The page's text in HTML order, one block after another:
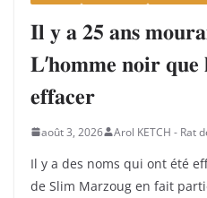
𝐈𝐥 𝐲 𝐚 𝟐𝟓 𝐚𝐧𝐬
𝐋’𝐡𝐨𝐦𝐦𝐞 𝐧𝐨𝐢𝐫 𝐪𝐮𝐞
𝐞𝐟𝐟𝐚𝐜𝐞𝐫
août 3, 2026 Arol KETCH - Rat
Il y a des noms qui ont été
de Slim Marzoug en fait